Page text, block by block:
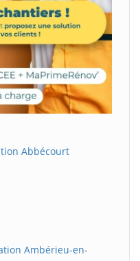
Abbécourt
Ambérieu-en-